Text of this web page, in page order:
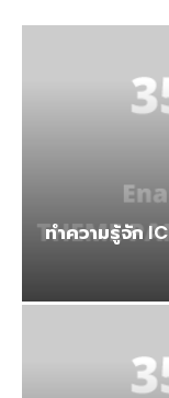
ทำความรู้จัก